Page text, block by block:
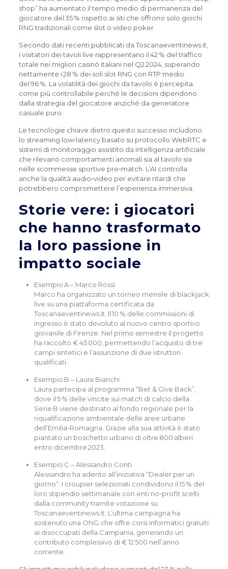
shop” ha aumentato il tempo medio di permanenza del
giocatore del 35 % rispetto ai siti che offrono solo giochi
RNG tradizionali come slot o video poker.
Secondo dati recenti pubblicati da Toscanaeventinews.it,
i visitatori dei tavoli live rappresentano il 42 % del traffico
totale nei migliori casinò italiani nel Q2 2024, superando
nettamente i 28 % dei soli slot RNG con RTP medio
del 96 %. La volatilità dei giochi da tavolo è percepita
come più controllabile perché le decisioni dipendono
dalla strategia del giocatore anziché da generatore
casuale puro.
Le tecnologie chiave dietro questo successo includono
lo streaming low‑latency basato su protocollo WebRTC e
sistemi di monitoraggio assistito da intelligenza artificiale
che rilevano comportamenti anomali sia al tavolo sia
nelle scommesse sportive pre‑match. L’AI controlla
anche la qualità audio‑video per evitare ritardi che
potrebbero compromettere l’esperienza immersiva.
Storie vere: i giocatori
che hanno trasformato
la loro passione in
impatto sociale
Esempio A – Marco Rossi
Marco ha organizzato un torneo mensile di blackjack
live su una piattaforma certificata da
Toscanaeventinews.it. Il 10 % delle commissioni di
ingresso è stato devoluto al nuovo centro sportivo
giovanile di Firenze. Nel primo semestre il progetto
ha raccolto € 45 000, permettendo l’acquisto di tre
campi sintetici e l’assunzione di due istruttori
qualificati.
Esempio B – Laura Bianchi
Laura partecipa al programma “Bet & Give Back”,
dove il 5 % delle vincite sui match di calcio della
Serie B viene destinato al fondo regionale per la
riqualificazione ambientale delle aree urbane
dell’Emilia‑Romagna. Grazie alla sua attività è stato
piantato un boschetto urbano di oltre 800 alberi
entro dicembre 2023.
Esempio C – Alessandro Conti
Alessandro ha aderito all’iniziativa “Dealer per un
giorno”. I croupier selezionati condividono il 15 % del
loro stipendio settimanale con enti no‑profit scelti
dalla community tramite votazione su
Toscanaeventinews.it. L’ultima campagna ha
sostenuto una ONG che offre corsi informatici gratuiti
ai disoccupati della Campania, generando un
contributo complessivo di € 12 500 nell’anno
corrente.